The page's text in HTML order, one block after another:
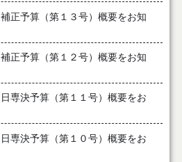
正予算（第１３号）概要をお知
正予算（第１２号）概要をお知
専決予算（第１１号）概要をお
専決予算（第１０号）概要をお